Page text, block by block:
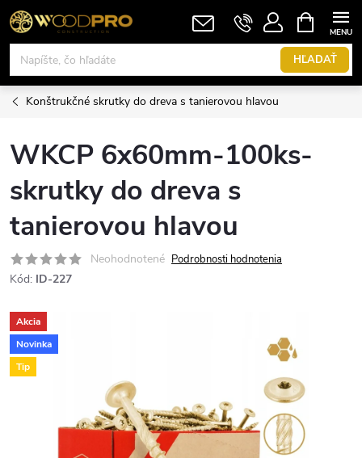
Prejsť
na
obsah
HĽADAŤ
KOŠÍK
Konštrukčné skrutky do dreva s tanierovou hlavou
WKCP 6x60mm-100ks-
skrutky do dreva s
tanierovou hlavou
Neohodnotené Podrobnosti hodnotenia
Kód: ID-227
Akcia
Novinka
Tip